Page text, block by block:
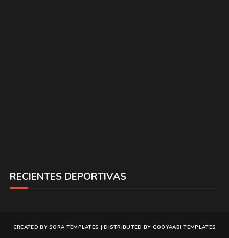
RECIENTES DEPORTIVAS
CREATED BYSORA TEMPLATES | DISTRIBUTED BY GOOYAABI TEMPLATES